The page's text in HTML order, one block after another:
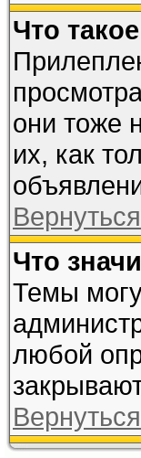
Что
они тоже
их, как
Что
Темы
любой